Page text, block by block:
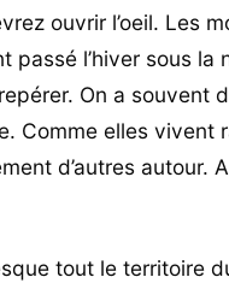
ouvrir l’oeil. Les
l’hiver sous la
On a souvent
Comme elles vivent
d’autres autour.
tout le territoire